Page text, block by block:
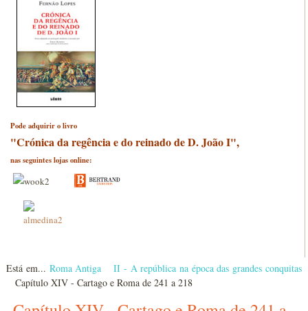
Pode adquirir o livro
"Crónica da regência e do reinado de D. João I",
nas seguintes lojas online:
Está em... Roma Antiga
II - A república na época das grandes conquitas
Capítulo XIV - Cartago e Roma de 241 a 218